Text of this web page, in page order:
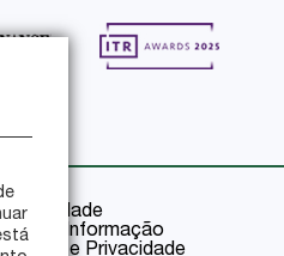
da Informação
e Privacidade